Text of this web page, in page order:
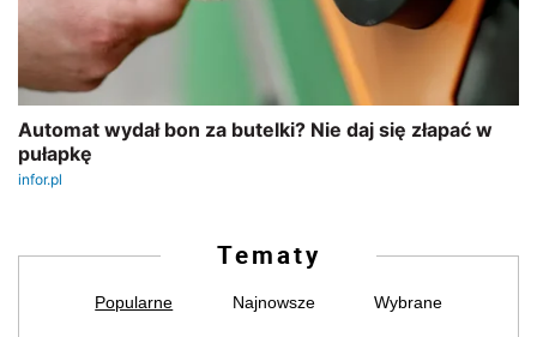
Tematy
Popularne Najnowsze Wybrane